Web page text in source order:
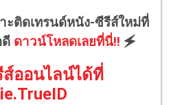
ะติดเทรนด์หนัง-ซีรีส์ใหม่ที่
ดี ดาวน์โหลดเลยที่นี่!! 🗲
ออนไลน์ได้ที่